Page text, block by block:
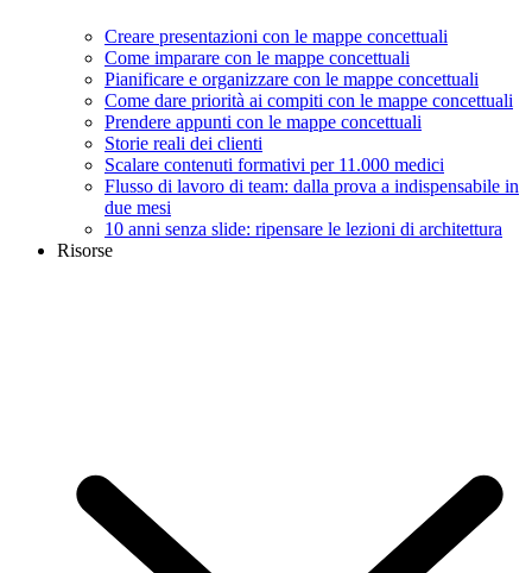
Creare presentazioni con le mappe concettuali
Come imparare con le mappe concettuali
Pianificare e organizzare con le mappe concettuali
Come dare priorità ai compiti con le mappe concettuali
Prendere appunti con le mappe concettuali
Storie reali dei clienti
Scalare contenuti formativi per 11.000 medici
Flusso di lavoro di team: dalla prova a indispensabile in
due mesi
10 anni senza slide: ripensare le lezioni di architettura
Risorse